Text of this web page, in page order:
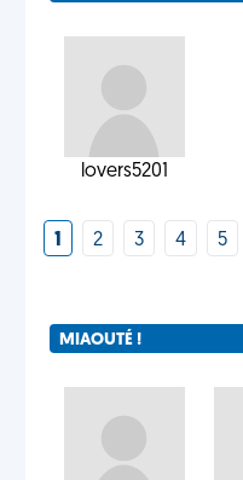
lovers5201
1 2 3 4 5
MIAOUTÉ !